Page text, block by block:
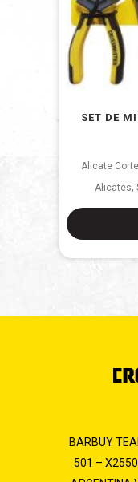
SET DE
Alicate
Alicates,
BARBUY
501 –